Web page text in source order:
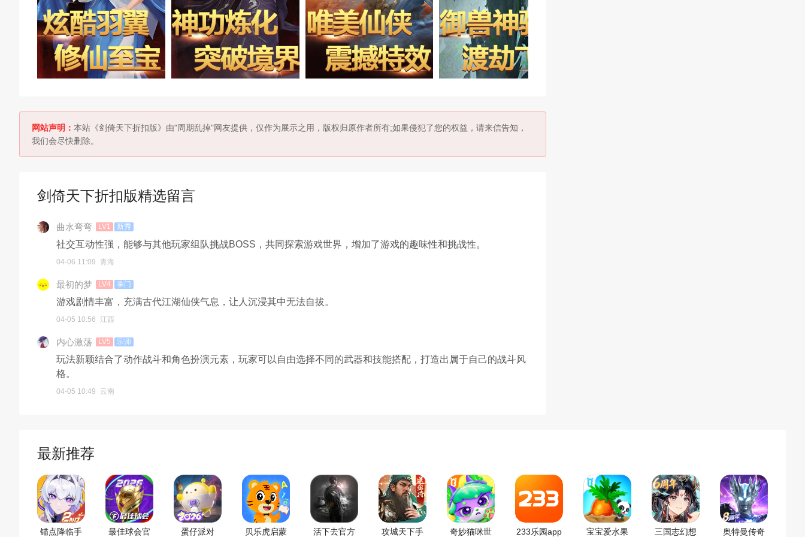
网站声明： 本站《剑倚天下折扣版》由"周期乱掉"网友提供，仅作为展示之用，版权归原作者所有;如果侵犯了您的权益，请来信告知，
我们会尽快删除。
剑倚天下折扣版精选留言
曲水弯弯 LV1 新秀
社交互动性强，能够与其他玩家组队挑战BOSS，共同探索游戏世界，增加了游戏的趣味性和挑战性。
04-06 11:09 青海
最初的梦 LV4 掌门
游戏剧情丰富，充满古代江湖仙侠气息，让人沉浸其中无法自拔。
04-05 10:56 江西
内心激荡 LV5 宗师
玩法新颖结合了动作战斗和角色扮演元素，玩家可以自由选择不同的武器和技能搭配，打造出属于自己的战斗风
格。
04-05 10:49 云南
最新推荐
锚点降临手 最佳球会官 蛋仔派对 贝乐虎启蒙 活下去官方 攻城天下手 奇妙猫咪世 233乐园app 宝宝爱水果 三国志幻想 奥特曼传奇